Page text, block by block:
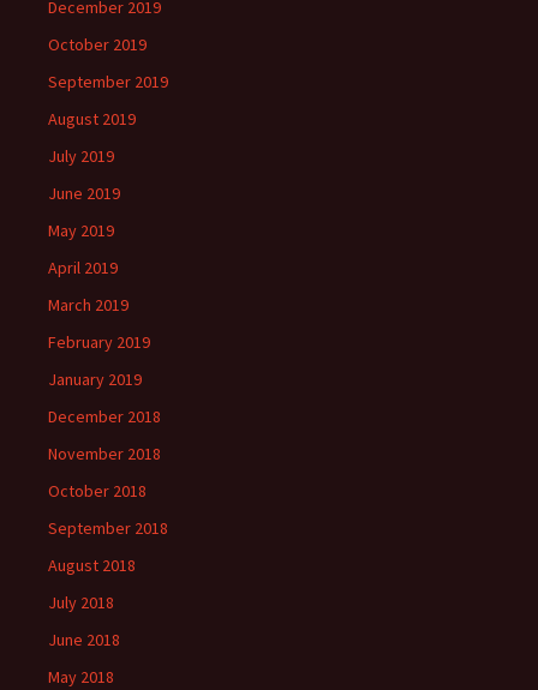
December 2019
October 2019
September 2019
August 2019
July 2019
June 2019
May 2019
April 2019
March 2019
February 2019
January 2019
December 2018
November 2018
October 2018
September 2018
August 2018
July 2018
June 2018
May 2018